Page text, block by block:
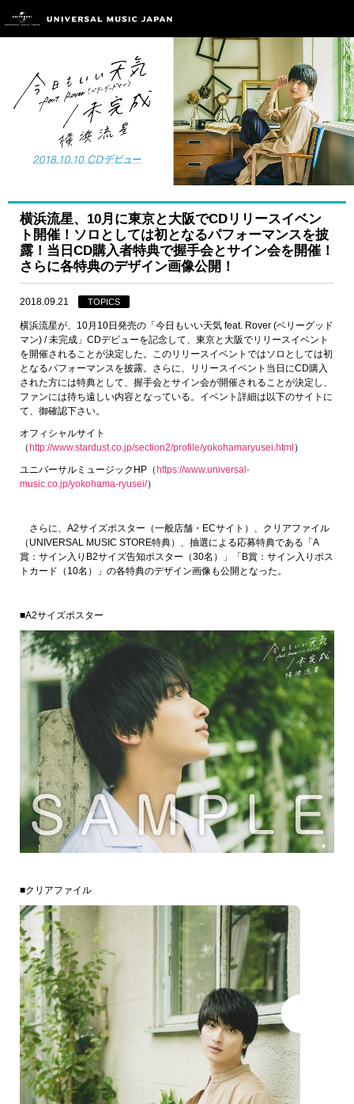
横浜流星、10月に東京と大阪でCDリリースイベン
ト開催！ソロとしては初となるパフォーマンスを披
露！当日CD購入者特典で握手会とサイン会を開催！
さらに各特典のデザイン画像公開！
2018.09.21 TOPICS
横浜流星が、10月10日発売の「今日もいい天気 feat. Rover (ベリーグッド
マン) / 未完成」CDデビューを記念して、東京と大阪でリリースイベント
を開催されることが決定した。このリリースイベントではソロとしては初
となるパフォーマンスを披露。さらに、リリースイベント当日にCD購入
された方には特典として、握手会とサイン会が開催されることが決定し、
ファンには待ち遠しい内容となっている。イベント詳細は以下のサイトに
て、御確認下さい。
オフィシャルサイト
（http://www.stardust.co.jp/section2/profile/yokohamaryusei.html ）
ユニバーサルミュージックHP（https://www.universal-
music.co.jp/yokohama-ryusei/）
さらに、A2サイズポスター（一般店舗・ECサイト）、クリアファイル
（UNIVERSAL MUSIC STORE特典）、抽選による応募特典である「A
賞：サイン入りB2サイズ告知ポスター（30名）」「B賞：サイン入りポス
トカード（10名）」の各特典のデザイン画像も公開となった。
■A2サイズポスター
■クリアファイル